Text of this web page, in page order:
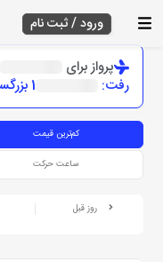
ورود / ثبت نام
پرواز برای
رفت:
1 بزرگسال
کم‌ترین قیمت
ساعت حرکت
روز قبل